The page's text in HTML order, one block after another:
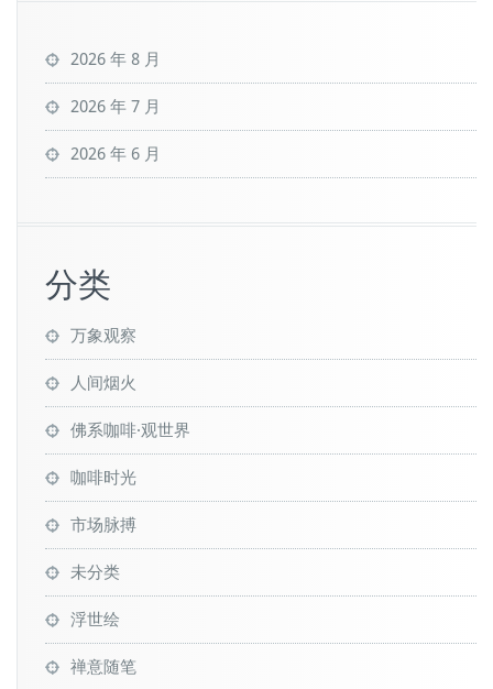
2026 年 8 月
2026 年 7 月
2026 年 6 月
分类
万象观察
人间烟火
佛系咖啡·观世界
咖啡时光
市场脉搏
未分类
浮世绘
禅意随笔